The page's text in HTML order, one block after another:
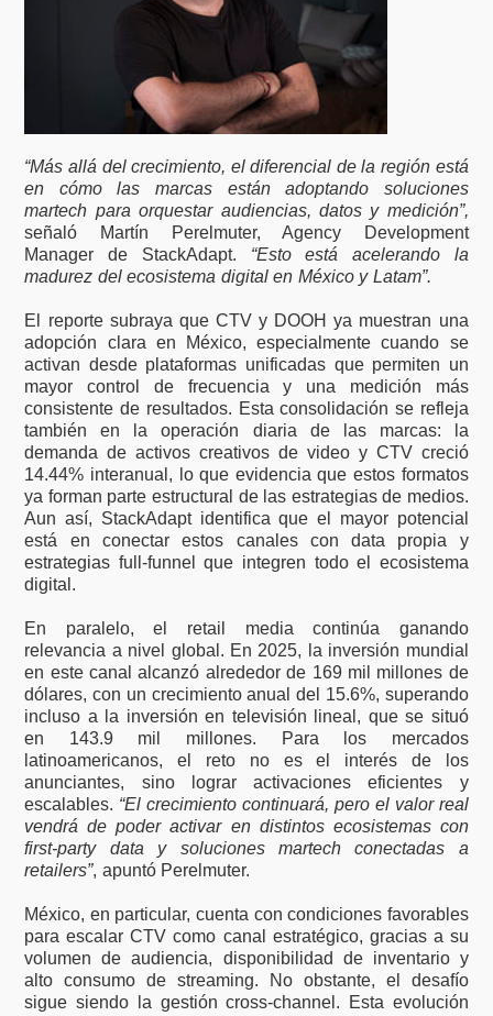
“Más allá del crecimiento, el diferencial de la región está
en cómo las marcas están adoptando soluciones
martech para orquestar audiencias, datos y medición”,
señaló Martín Perelmuter, Agency Development
Manager de StackAdapt. “Esto está acelerando la
madurez del ecosistema digital en México y Latam”.
El reporte subraya que CTV y DOOH ya muestran una
adopción clara en México, especialmente cuando se
activan desde plataformas unificadas que permiten un
mayor control de frecuencia y una medición más
consistente de resultados. Esta consolidación se refleja
también en la operación diaria de las marcas: la
demanda de activos creativos de video y CTV creció
14.44% interanual, lo que evidencia que estos formatos
ya forman parte estructural de las estrategias de medios.
Aun así, StackAdapt identifica que el mayor potencial
está en conectar estos canales con data propia y
estrategias full-funnel que integren todo el ecosistema
digital.
En paralelo, el retail media continúa ganando
relevancia a nivel global. En 2025, la inversión mundial
en este canal alcanzó alrededor de 169 mil millones de
dólares, con un crecimiento anual del 15.6%, superando
incluso a la inversión en televisión lineal, que se situó
en 143.9 mil millones. Para los mercados
latinoamericanos, el reto no es el interés de los
anunciantes, sino lograr activaciones eficientes y
escalables. “El crecimiento continuará, pero el valor real
vendrá de poder activar en distintos ecosistemas con
first-party data y soluciones martech conectadas a
retailers”, apuntó Perelmuter.
México, en particular, cuenta con condiciones favorables
para escalar CTV como canal estratégico, gracias a su
volumen de audiencia, disponibilidad de inventario y
alto consumo de streaming. No obstante, el desafío
sigue siendo la gestión cross-channel. Esta evolución